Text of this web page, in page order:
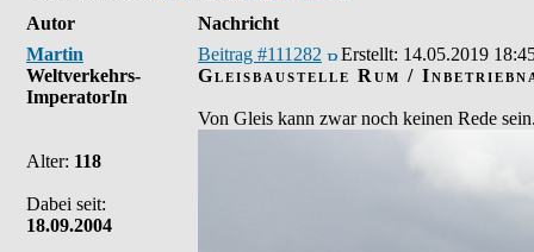
Autor
Nachricht
Martin
Weltverkehrs-
ImperatorIn
Alter: 118
Dabei seit:
18.09.2004
Beitrag #111282 Erstellt: 14.05.2019
Gleisbaustelle Rum /
Von Gleis kann zwar noch keinen Rede